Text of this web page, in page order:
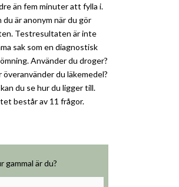
än fem minuter att fylla i.
du är anonym när du gör
Testresultaten är inte
sak som en diagnostisk
Använder du droger?
överanvänder du läkemedel?
du se hur du ligger till.
består av 11 frågor.
gammal är du?